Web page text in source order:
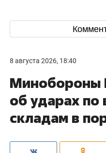
8 августа 2026, 18:40
Минобороны
об ударах
складам в